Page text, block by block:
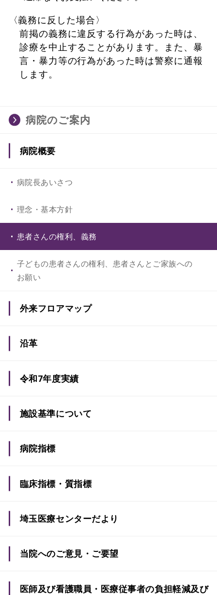
〈義務に反した場合〉
前掲の義務に違反する行為があった時は、
診療を中止することがあります。また、暴
言・暴力等の行為があった時は警察に通報
します。
病院のご案内
病院概要
病院長あいさつ
理念・基本方針
患者さんの権利、義務
子どもの患者さんの権利、患者さんとご家族への
お願い
外来フロアマップ
沿革
令和7年度実績
施設基準について
病院指標
臨床指標・質指標
埼玉医療センターだより
当院へのご意見・ご要望
ご意見・ご要望入力フォーム
医師及び看護職員・医療従事者の負担軽減及び